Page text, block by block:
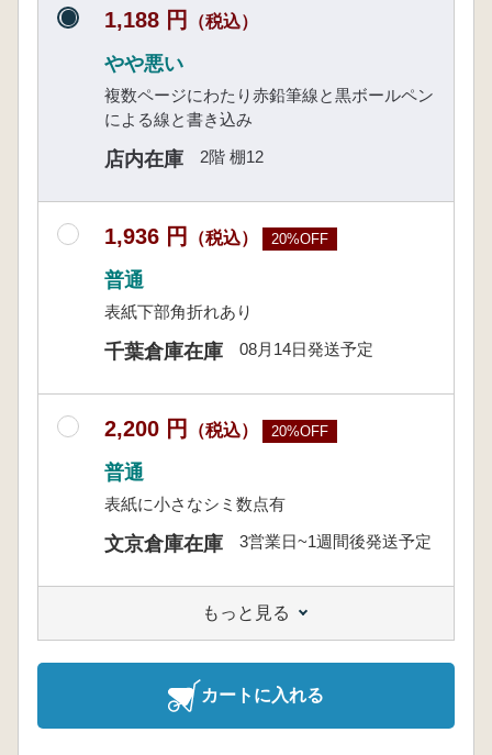
1,188 円 （税込）
やや悪い
複数ページにわたり赤鉛筆線と黒ボールペン
による線と書き込み
店内在庫 2階 棚12
1,936 円 （税込） 20%OFF
普通
表紙下部角折れあり
千葉倉庫在庫 08月14日発送予定
2,200 円 （税込） 20%OFF
普通
表紙に小さなシミ数点有
文京倉庫在庫 3営業日~1週間後発送予定
もっと見る
カートに入れる